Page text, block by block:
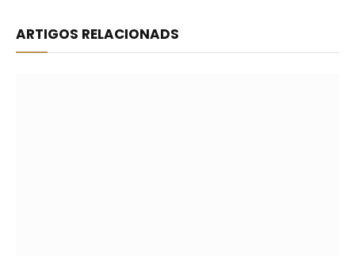
ARTIGOS RELACIONADS